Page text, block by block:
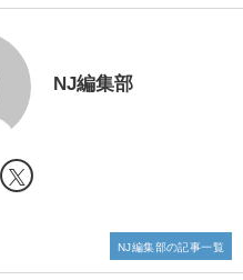
NJ編集部
NJ編集部の記事一覧